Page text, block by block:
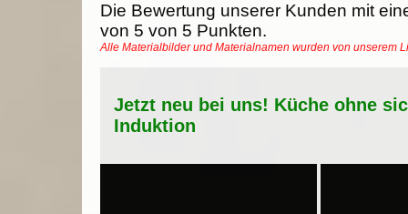
Die Bewertung unserer Kunden mit
von 5 von 5 Punkten.
Alle Materialbilder und Materialnamen wurden von unserem
Jetzt neu bei uns! Küche ohne
Induktion